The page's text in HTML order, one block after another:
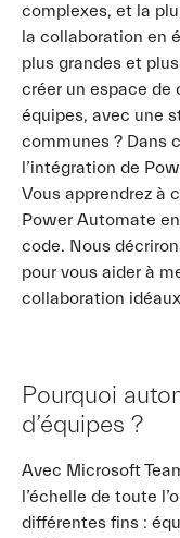
complexes, et la
la collaboration en
plus grandes et
créer un espace de
équipes, avec une
communes ? Dans
l’intégration de
Vous apprendrez à
Power Automate
code. Nous
pour vous aider à
collaboration
Pourquoi
d’équipes ?
Avec Microsoft
l’échelle de toute
différentes fins :